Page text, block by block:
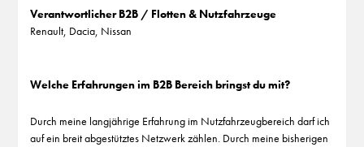
Verantwortlicher B2B / Flotten & Nutzfahrzeuge
Renault, Dacia, Nissan
Welche Erfahrungen im B2B Bereich bringst du mit?
Durch meine langjährige Erfahrung im Nutzfahrzeugbereich darf ich
auf ein breit abgestütztes Netzwerk zählen. Durch meine bisherigen